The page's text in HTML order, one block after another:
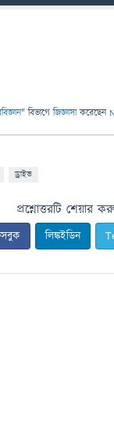
" বিভাগে জিজ্ঞাসাকরেছেন
ড্রাইভ
প্রশ্নোত্তরটি শেয়ার
লিঙ্কইডিন